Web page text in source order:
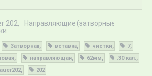
202
Направляющие (затворные
Затворная вставка чистки
7
направляющая 62мм
.30 кал.
202